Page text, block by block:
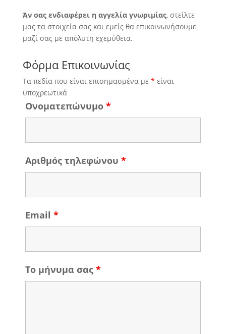
Άν σας ενδιαφέρει η αγγελία γνωριμίας, στείλτε
μας τα στοιχεία σας και εμείς θα επικοινωνήσουμε
μαζί σας με απόλυτη εχεμύθεια.
Φόρμα Επικοινωνίας
Τα πεδία που είναι επισημασμένα με * είναι
υποχρεωτικά
Ονοματεπώνυμο *
Αριθμός τηλεφώνου *
Email *
Το μήνυμα σας *